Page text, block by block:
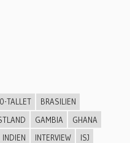
TALLET
BRASILIEN
GAMBIA
GHANA
INDIEN INTERVIEW ISJ